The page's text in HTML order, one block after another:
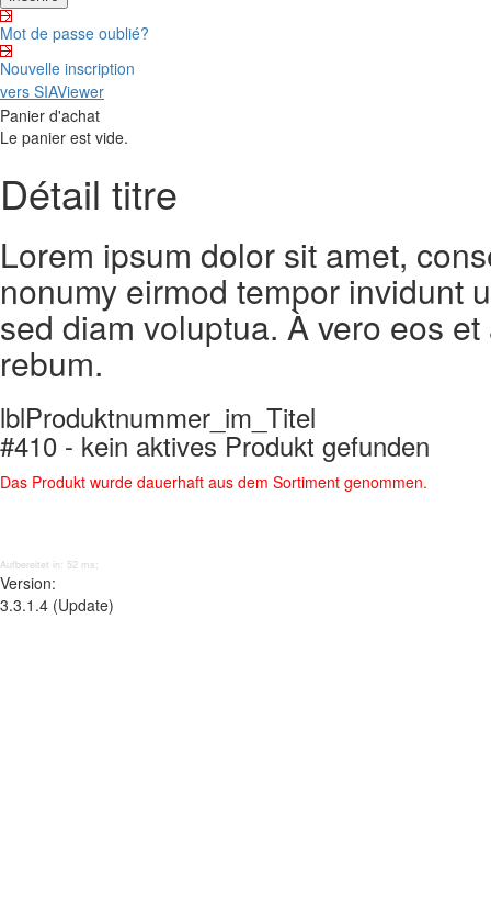
Mot de passe oublié?
Nouvelle inscription
vers SIAViewer
Panier d'achat
Le panier est vide.
Détail titre
Lorem ipsum dolor sit amet,
nonumy eirmod tempor invidunt
sed diam voluptua. À vero eos
rebum.
lblProduktnummer_im_Titel
#410 - kein aktives Produkt gefunden
Das Produkt wurde dauerhaft aus dem Sortiment genommen.
Aufbereitet in: 52 ms;
Version:
3.3.1.4 (Update)